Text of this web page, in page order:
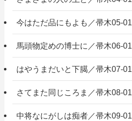
今はただ品にもよも／帚木05-01
馬頭物定めの博士に／帚木06-01
はやうまだいと下臈／帚木07-01
さてまた同じころま／帚木08-01
中将なにがしは痴者／帚木09-01